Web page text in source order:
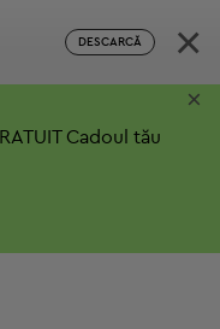
DESCARCĂ ×
Cadoul tău
×